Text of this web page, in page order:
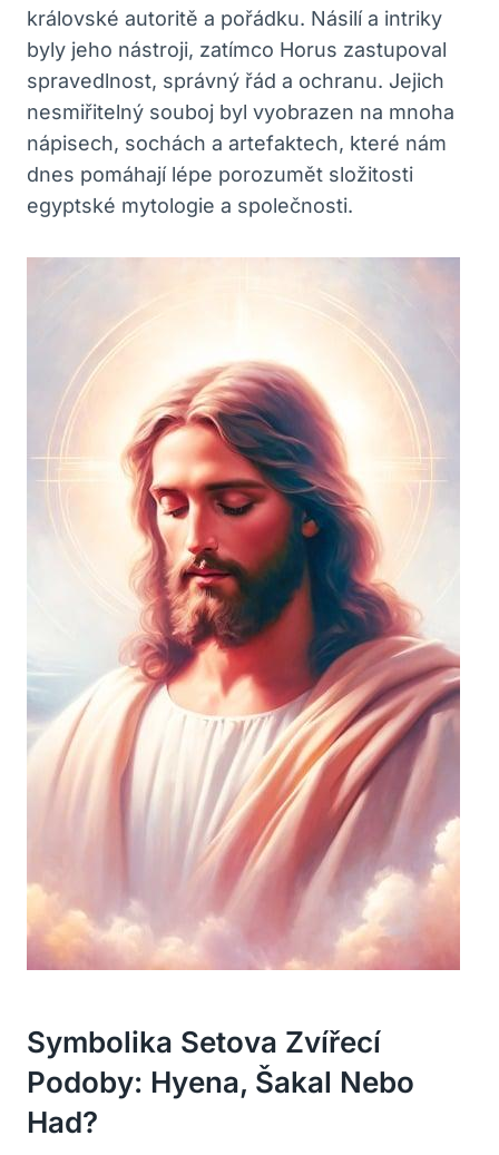
královské autoritě a pořádku. Násilí a intriky
byly jeho nástroji, zatímco Horus zastupoval
spravedlnost, správný řád a ochranu. Jejich
nesmiřitelný souboj byl vyobrazen na mnoha
nápisech, sochách a artefaktech, které nám
dnes pomáhají lépe porozumět složitosti
egyptské mytologie a společnosti.
Symbolika Setova Zvířecí
Podoby: Hyena, Šakal Nebo
Had?